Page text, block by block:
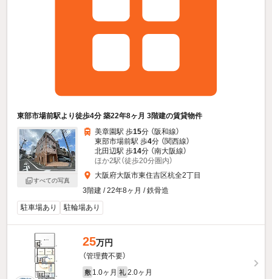
東部市場前駅より徒歩4分 築22年8ヶ月 3階建の賃貸物件
すべての写真
美章園駅 歩15分 （阪和線）
東部市場前駅 歩4分 （関西線）
北田辺駅 歩14分 （南大阪線）
ほか2駅（徒歩20分圏内）
大阪府大阪市東住吉区杭全2丁目
3階建 / 22年8ヶ月 / 鉄骨造
駐車場あり
駐輪場あり
25万円
（管理費不要）
敷 1.0ヶ月 礼 2.0ヶ月